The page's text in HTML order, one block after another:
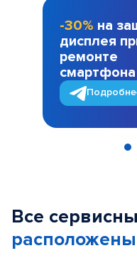
-30% на
дисплея
ремонте
смартфона
Все
расположены